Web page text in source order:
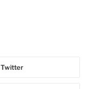
Twitter